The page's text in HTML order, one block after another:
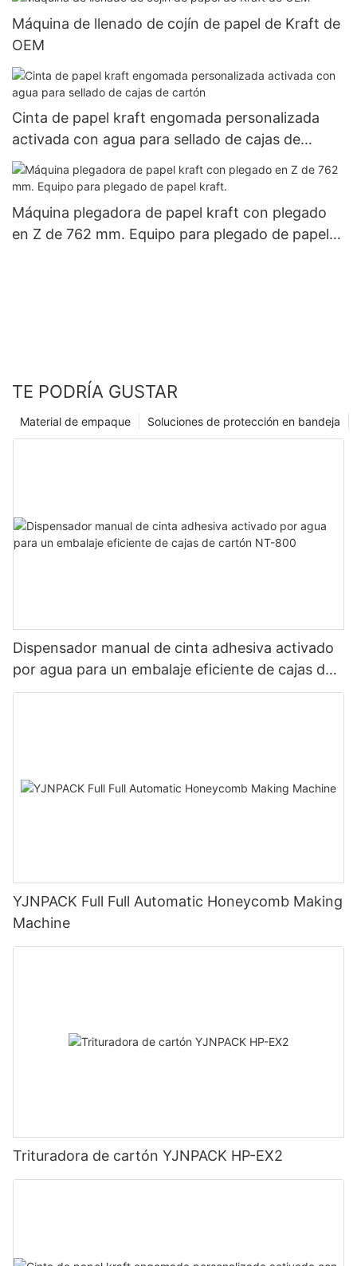
Máquina de llenado de cojín de papel de Kraft de
OEM
Cinta de papel kraft engomada personalizada
activada con agua para sellado de cajas de
cartón
Máquina plegadora de papel kraft con plegado
en Z de 762 mm. Equipo para plegado de papel
TE PODRÍA GUSTAR
Soluciones de protección en bandeja
Material de empaque
Dispensador manual de cinta adhesiva activado
por agua para un embalaje eficiente de cajas de
cartón NT-800
YJNPACK Full Full Automatic Honeycomb Making
Machine
Trituradora de cartón YJNPACK HP-EX2